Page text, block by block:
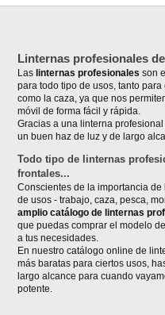
Linternas profesionales
Las linternas profesionalesson
para todo tipo de usos, tanto
como la caza, ya que nos
móvil de forma fácil y rápida.
Gracias a una linterna
un buen haz de luz y de largo
Todo tipo de linternas
frontales...
Conscientes de la importancia
de usos - trabajo, caza, pesca,
amplio catálogo de linternas
que puedas comprar el modelo
a tus necesidades.
En nuestro catálogo online de
más baratas para ciertos usos,
largo alcance para cuando
potente.